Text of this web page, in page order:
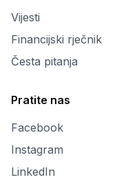
Vijesti
Financijski rječnik
Česta pitanja
Pratite nas
Facebook
Instagram
LinkedIn